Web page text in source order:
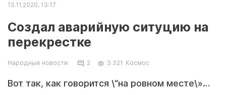
13.11.2020, 13:17
Создал аварийную ситуцию на
перекрестке
Народные новости 2 3 321 Космос
Вот так, как говорится \“на ровном месте\»…